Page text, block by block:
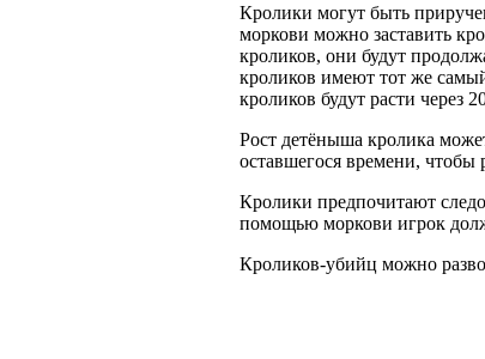
Кролики могут быть
моркови можно заставить
кроликов, они будут
кроликов имеют тот же
кроликов будут расти через
Рост детёныша кролика
оставшегося времени, чтобы
Кролики предпочитают
помощью моркови игрок
Кроликов-убийц можно